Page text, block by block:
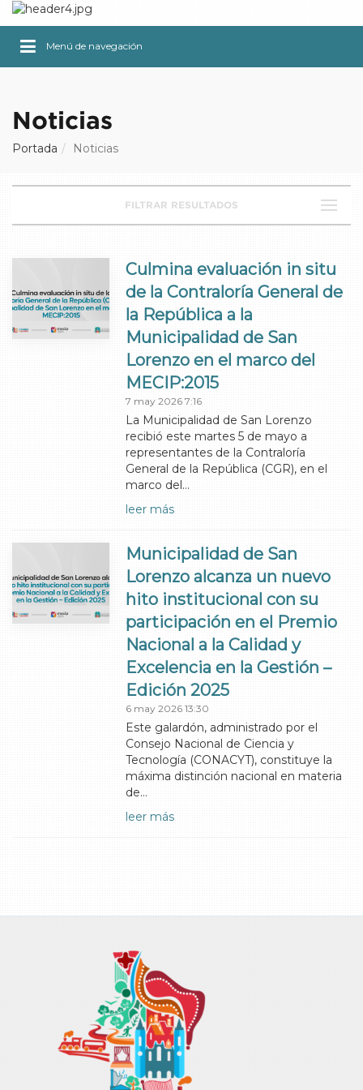
Menú de navegación
Noticias
Portada Noticias
FILTRAR RESULTADOS
Culmina evaluación in situ
de la Contraloría General de
la República a la
Municipalidad de San
Lorenzo en el marco del
MECIP:2015
7 may 2026 7:16
La Municipalidad de San Lorenzo
recibió este martes 5 de mayo a
representantes de la Contraloría
General de la República (CGR), en el
marco del…
leer más
Municipalidad de San
Lorenzo alcanza un nuevo
hito institucional con su
participación en el Premio
Nacional a la Calidad y
Excelencia en la Gestión –
Edición 2025
6 may 2026 13:30
Este galardón, administrado por el
Consejo Nacional de Ciencia y
Tecnología (CONACYT), constituye la
máxima distinción nacional en materia
de…
leer más